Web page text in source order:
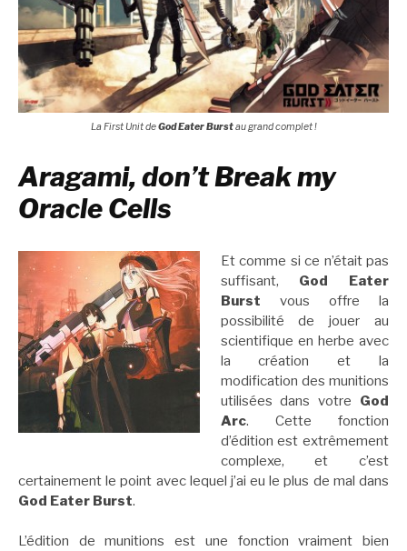
La First Unit deGod Eater Burstau grand complet !
Aragami, don’t Break my
Oracle Cells
Et comme si ce n’était pas
suffisant, God Eater
Burst vous offre la
possibilité de jouer au
scientifique en herbe avec
la création et la
modification des munitions
utilisées dans votre God
Arc. Cette fonction
d’édition est extrêmement
complexe, et c’est
certainement le point avec lequel j’ai eu le plus de mal dans
God Eater Burst.
L’édition de munitions est une fonction vraiment bien